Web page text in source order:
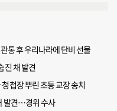
통 후 우리나라에 단비 선물
진 채 발견
첩장 뿌린 초등 교장 송치
발견…경위 수사